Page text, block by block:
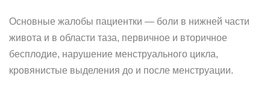
Основные жалобы пациентки — боли в нижней части
живота и в области таза, первичное и вторичное
бесплодие, нарушение менструального цикла,
кровянистые выделения до и после менструации.